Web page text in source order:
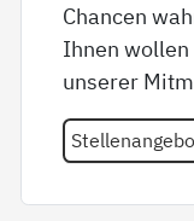
Chancen
Ihnen
unserer